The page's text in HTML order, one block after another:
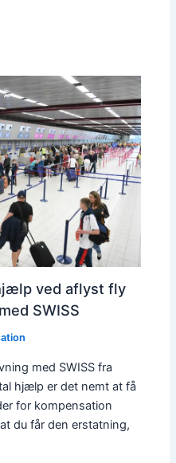
ved aflyst fly
SWISS
med SWISS fra
hjælp er det nemt at få
for kompensation
du får den erstatning,